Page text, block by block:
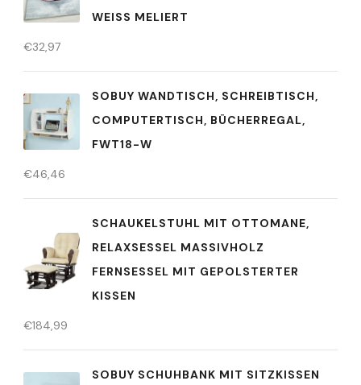
WEISS MELIERT
€32,97
SOBUY WANDTISCH, SCHREIBTISCH,
COMPUTERTISCH, BÜCHERREGAL,
FWT18-W
€46,46
SCHAUKELSTUHL MIT OTTOMANE,
RELAXSESSEL MASSIVHOLZ
FERNSESSEL MIT GEPOLSTERTER
KISSEN
€184,99
SOBUY SCHUHBANK MIT SITZKISSEN